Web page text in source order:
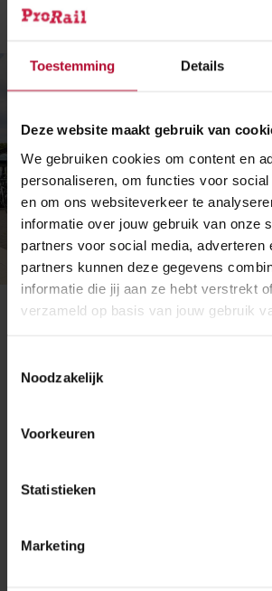
Toestemming Details
Deze website maakt gebruik van
We gebruiken cookies om content en
personaliseren, om functies voor
en om ons websiteverkeer te
informatie over jouw gebruik van onze
partners voor social media, adverteren
partners kunnen deze gegevens
informatie die jij aan ze hebt verstrekt
verzameld op basis van jouw gebruik
Noodzakelijk
Voorkeuren
Statistieken
Marketing
De economische crisis sloeg keihard
spoor in gebruik bleef voor